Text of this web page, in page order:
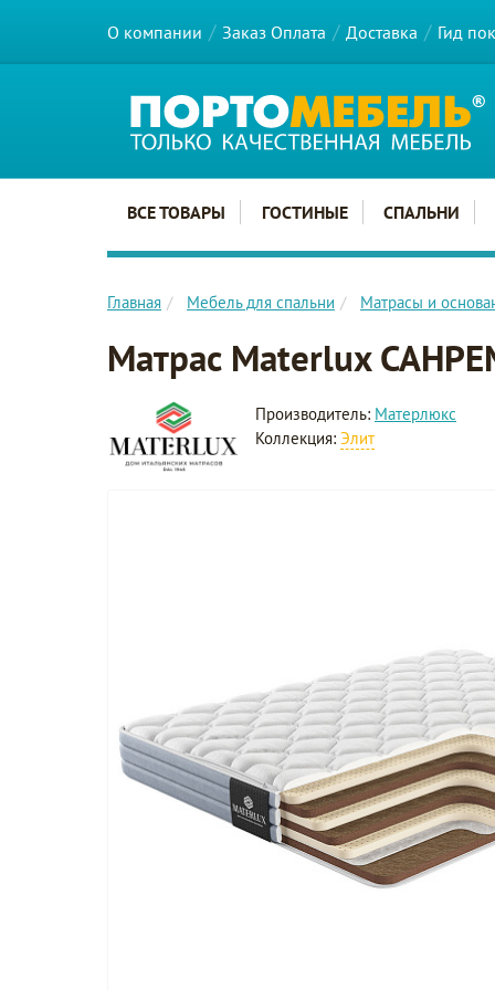
О компании Заказ Оплата Доставка Гид
Главное меню сайта
ВСЕ ТОВАРЫ ГОСТИНЫЕ СПАЛЬНИ
Главная Мебель для спальни Матрасы и
Матрас Materlux
Производитель: Матерлюкс
Коллекция: Элит